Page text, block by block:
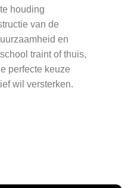
houding
van de
en
traint of thuis,
perfecte keuze
wil versterken.